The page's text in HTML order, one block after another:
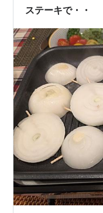
みよし。美味しいで
中パ…
ステーキで・・